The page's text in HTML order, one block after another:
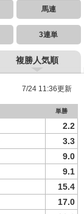
馬連
3連単
複勝人気順
7/24 11:36更新
単勝
2.2
3.3
9.0
9.1
15.4
17.0